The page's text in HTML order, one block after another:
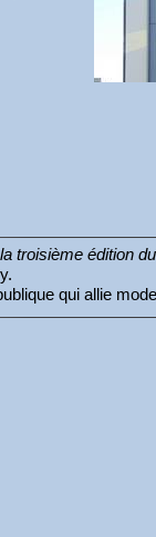
troisième édition
qui allie